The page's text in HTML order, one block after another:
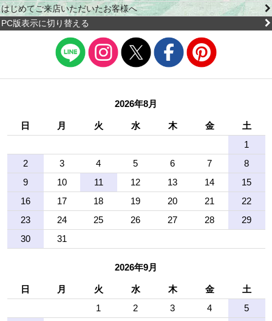
はじめてご来店いただいたお客様へ
PC版表示に切り替える
2026年8月
日 月 火 水 木 金
土
1
2
3 4 5 6 7
8
9
10 11 12 13 14
15
16
17 18 19 20 21
22
23
24 25 26 27 28
29
30
31
2026年9月
日 月 火 水 木 金
土
1
2 3 4
5